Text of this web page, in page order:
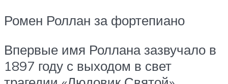
Ромен Роллан за фортепиано
Впервые имя Роллана зазвучало в
1897 году с выходом в свет